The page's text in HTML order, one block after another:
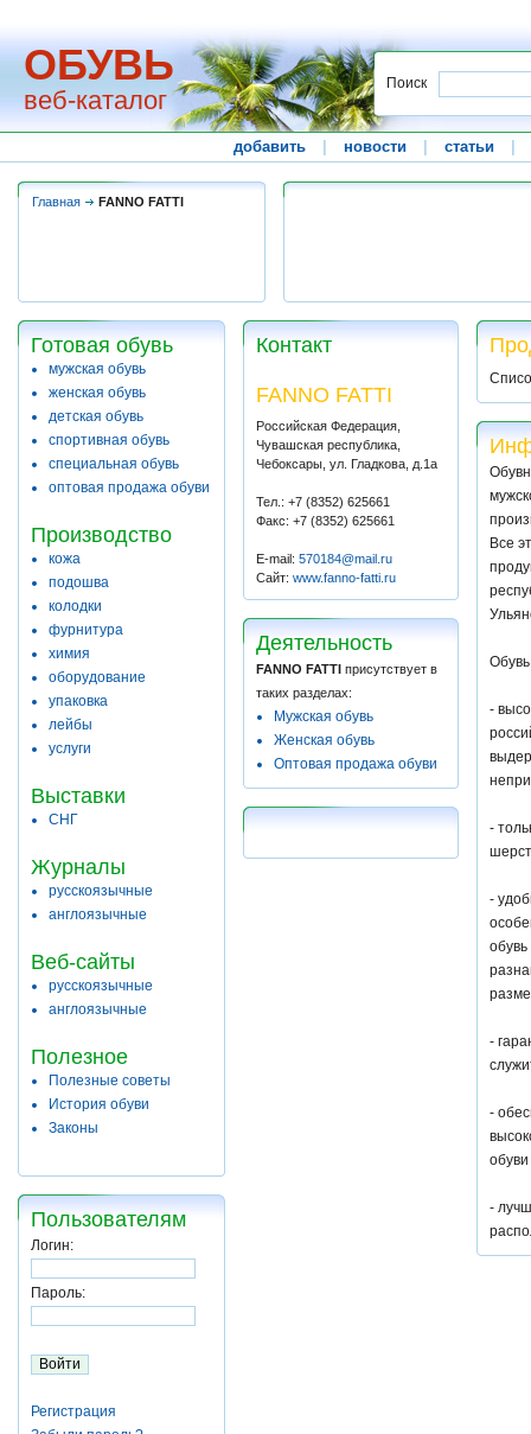
ОБУВЬ
веб-каталог
Поиск
добавить новости статьи
Главная FANNO FATTI
Готовая обувь
мужская обувь
женская обувь
детская обувь
спортивная обувь
специальная обувь
оптовая продажа обуви
Производство
кожа
подошва
колодки
фурнитура
химия
оборудование
упаковка
лейбы
услуги
Выставки
СНГ
Журналы
русскоязычные
англоязычные
Веб-сайты
русскоязычные
англоязычные
Полезное
Полезные советы
История обуви
Законы
Пользователям
Логин:
Пароль:
Регистрация
Контакт
FANNO FATTI
Российская Федерация,
Чувашская республика,
Чебоксары, ул. Гладкова, д.1а
Тел.: +7 (8352) 625661
Факс: +7 (8352) 625661
E-mail: 570184@mail.ru
Сайт: www.fanno-fatti.ru
Деятельность
FANNO FATTI присутствует в
таких разделах:
Мужская обувь
Женская обувь
Оптовая продажа обуви
Все
-
-
-
обувь
-
-
-